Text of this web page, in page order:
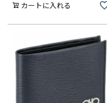
カートに入れる